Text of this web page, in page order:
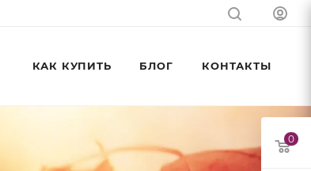
КАК КУПИТЬ БЛОГ КОНТАКТЫ
0